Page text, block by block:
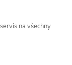
na všechny